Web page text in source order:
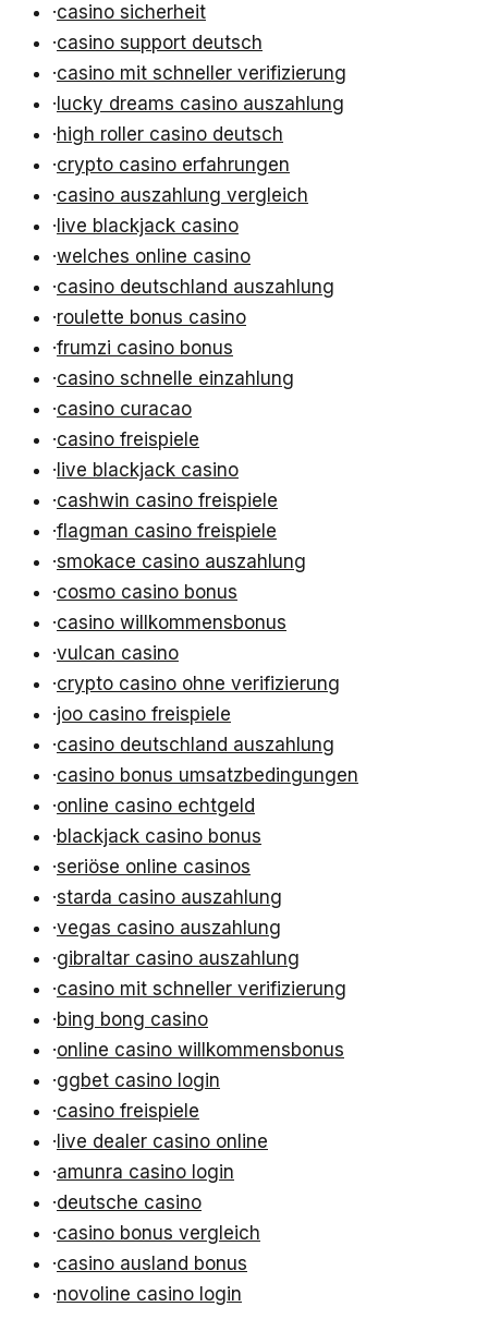
·casino sicherheit
·casino support deutsch
·casino mit schneller verifizierung
· lucky dreams casino auszahlung
·high roller casino deutsch
·crypto casino erfahrungen
·casino auszahlung vergleich
· live blackjack casino
·welches online casino
·casino deutschland auszahlung
·roulette bonus casino
·frumzi casino bonus
·casino schnelle einzahlung
·casino curacao
·casino freispiele
· live blackjack casino
·cashwin casino freispiele
·flagman casino freispiele
·smokace casino auszahlung
·cosmo casino bonus
·casino willkommensbonus
·vulcan casino
·crypto casino ohne verifizierung
·joo casino freispiele
·casino deutschland auszahlung
·casino bonus umsatzbedingungen
·online casino echtgeld
·blackjack casino bonus
·seriöse online casinos
·starda casino auszahlung
·vegas casino auszahlung
·gibraltar casino auszahlung
·casino mit schneller verifizierung
·bing bong casino
·online casino willkommensbonus
·ggbet casino login
·casino freispiele
· live dealer casino online
·amunra casino login
·deutsche casino
·casino bonus vergleich
·casino ausland bonus
·novoline casino login